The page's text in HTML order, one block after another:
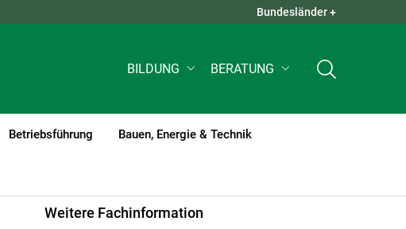
QUICK LINKS +
Bundesländer +
BILDUNG BERATUNG
Betriebsführung Bauen, Energie & Technik
Weitere Fachinformation